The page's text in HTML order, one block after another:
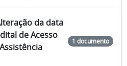
da data
de Acesso
1 documento